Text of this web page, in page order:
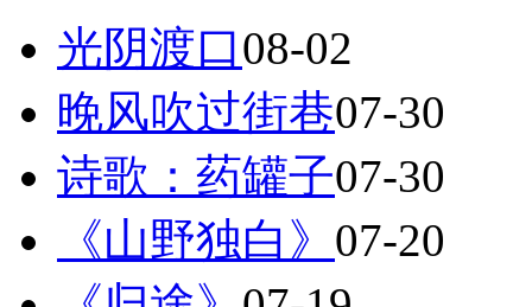
光阴渡口08-02
晚风吹过街巷07-30
诗歌：药罐子07-30
《山野独白》 07-20